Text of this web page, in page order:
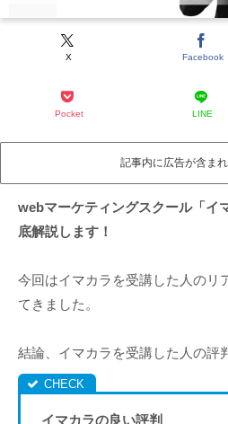
X Facebook
Pocket LINE
記事内に広告が含まれ
webマーケティングスクール「イ
底解説します！
今回はイマカラを受講した人のリ
てきました。
結論、イマカラを受講した人の評
イマカラの良い評判